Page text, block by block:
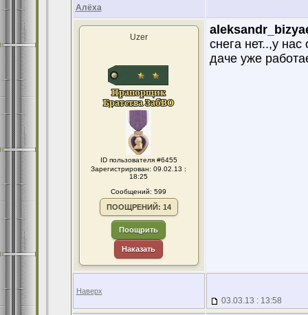
Алёха
Uzer
ID пользователя #6455
Зарегистрирован: 09.02.13 :
18:25
Сообщений: 599
ПООЩРЕНИЙ: 14
Поощрить
Наказать
снега нет..,у
даче уже
Наверх
03.03.13 : 13:58